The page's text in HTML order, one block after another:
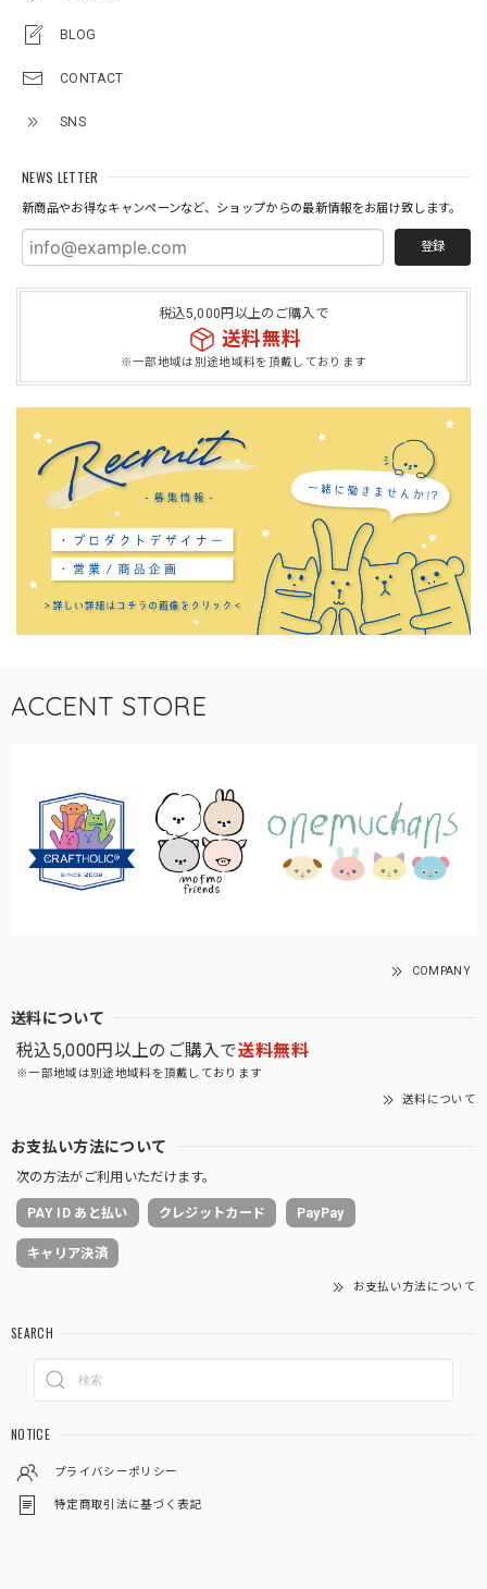
BLOG
CONTACT
SNS
NEWS LETTER
新商品やお得なキャンペーンなど、ショップからの最新情報をお届け致します。
登録
税込5,000円以上のご購入で
送料無料
※一部地域は別途地域料を頂戴しております
ACCENT STORE
COMPANY
送料について
税込5,000円以上のご購入で送料無料
※一部地域は別途地域料を頂戴しております
送料について
お支払い方法について
次の方法がご利用いただけます。
PAY ID あと払い クレジットカード PayPay
キャリア決済
お支払い方法について
SEARCH
NOTICE
プライバシーポリシー
特定商取引法に基づく表記